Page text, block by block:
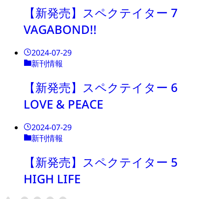
【新発売】スペクテイター 7
VAGABOND!!
2024-07-29
新刊情報
【新発売】スペクテイター 6
LOVE & PEACE
2024-07-29
新刊情報
【新発売】スペクテイター 5
HIGH LIFE